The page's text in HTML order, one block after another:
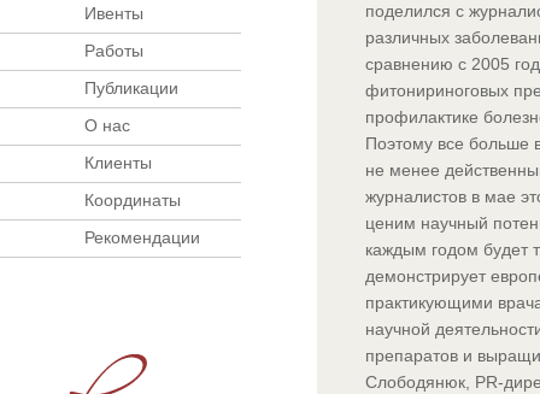
Ивенты
Работы
Публикации
О нас
Клиенты
Координаты
Рекомендации
поделился с
различных
сравнению с 2005
фитонириноговых
профилактике
Поэтому все больше
не менее
журналистов в мае
ценим научный
каждым годом будет
демонстрирует
практикующими
научной
препаратов и
Слободянюк, PR-